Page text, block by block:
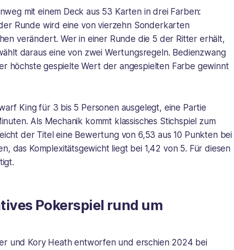
mit einem Deck aus 53 Karten in drei Farben:
Runde wird eine von vierzehn Sonderkarten
verändert. Wer in einer Runde die 5 der Ritter erhält,
daraus eine von zwei Wertungsregeln. Bedienzwang
höchste gespielte Wert der angespielten Farbe gewinnt
King für 3 bis 5 Personen ausgelegt, eine Partie
Als Mechanik kommt klassisches Stichspiel zum
der Titel eine Bewertung von 6,53 aus 10 Punkten bei
das Komplexitätsgewicht liegt bei 1,42 von 5. Für diesen
Pokerspiel rund um
und Kory Heath entworfen und erschien 2024 bei